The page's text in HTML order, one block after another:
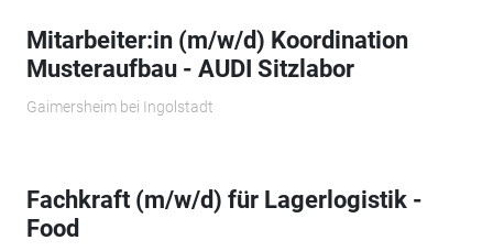
Mitarbeiter:in (m/w/d) Koordination
Musteraufbau - AUDI Sitzlabor
Gaimersheim bei Ingolstadt
Fachkraft (m/w/d) für Lagerlogistik -
Food